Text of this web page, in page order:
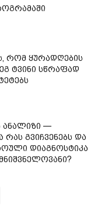
რომ ყურადღების
ტვინი სწრაფად
ანალიზი —
გვიჩვენებს და
დიაგნოსტიკა